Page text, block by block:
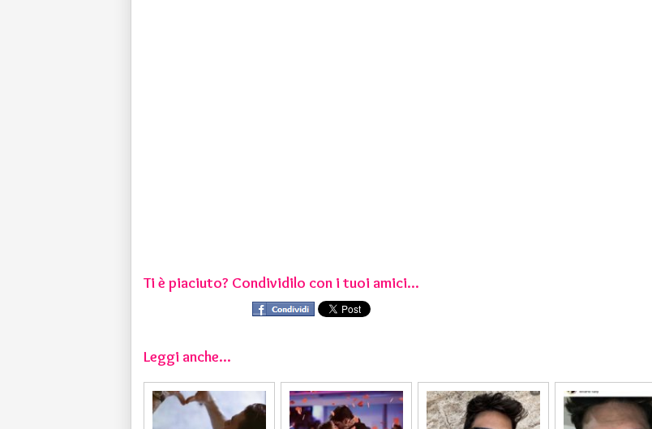
Ti è piaciuto? Condividilo con i tuoi amici...
Leggi anche...